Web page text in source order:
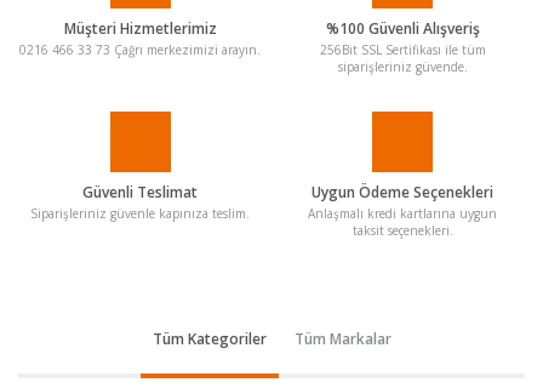
Müşteri Hizmetlerimiz
0216 466 33 73 Çağrı merkezimizi arayın.
%100 Güvenli Alışveriş
256Bit SSL Sertifikası ile tüm
siparişleriniz güvende.
Güvenli Teslimat
Siparişleriniz güvenle kapınıza teslim.
Uygun Ödeme Seçenekleri
Anlaşmalı kredi kartlarına uygun
taksit seçenekleri.
Tüm Kategoriler Tüm Markalar